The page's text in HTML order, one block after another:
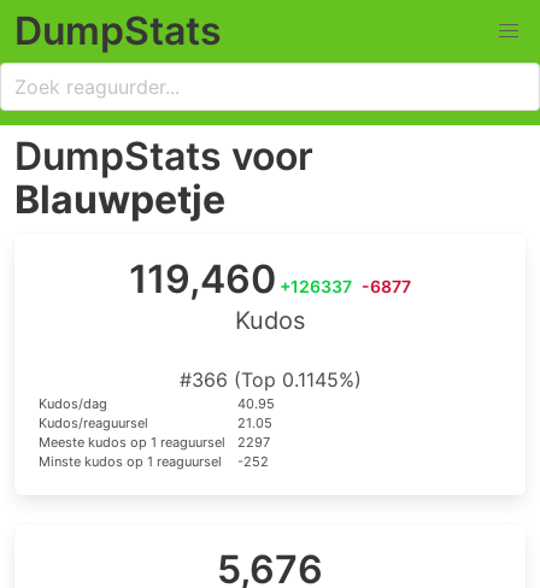
DumpStats
DumpStats voor
Blauwpetje
119,460 +126337 -6877
Kudos
#366 (Top 0.1145%)
Kudos/dag
40.95
Kudos/reaguursel
21.05
Meeste kudos op 1 reaguursel
2297
Minste kudos op 1 reaguursel
-252
5,676